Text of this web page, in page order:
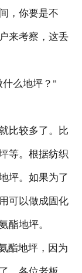
，你要是不
来考察，这丢
么地坪？"
比较多了。比
等。根据纺织
坪。如果为了
可以做成固化
酯地坪。
酯地坪，因为